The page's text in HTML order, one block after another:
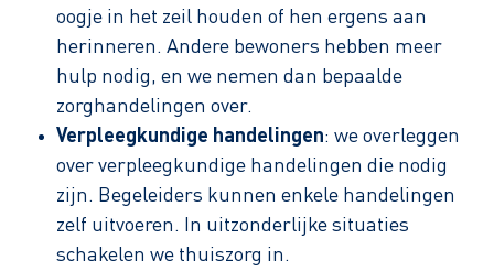
oogje in het zeil houden of hen ergens aan
herinneren. Andere bewoners hebben meer
hulp nodig, en we nemen dan bepaalde
zorghandelingen over.
Verpleegkundige handelingen: we overleggen
over verpleegkundige handelingen die nodig
zijn. Begeleiders kunnen enkele handelingen
zelf uitvoeren. In uitzonderlijke situaties
schakelen we thuiszorg in.